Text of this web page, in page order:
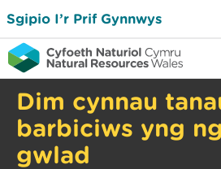
Sgipio I’r Prif Gynnwys
Dim cynnau
barbiciws yng
gwlad